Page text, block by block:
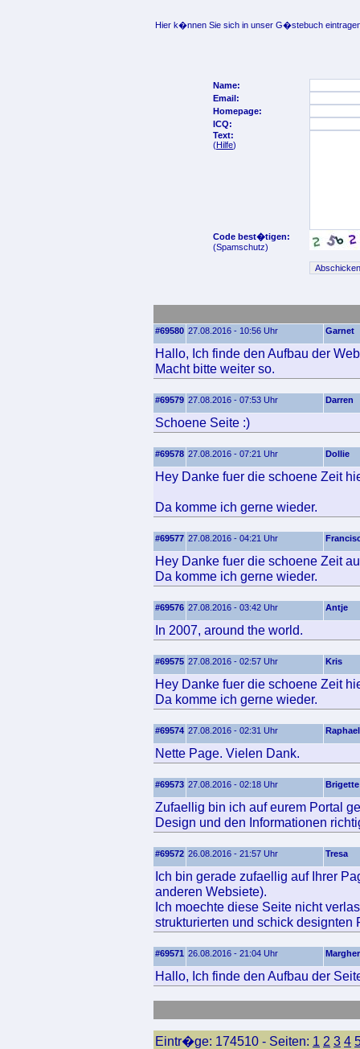
Hier k�nnen Sie sich in unser G�stebuch
Name:
Email:
Homepage:
ICQ:
Text:
(Hilfe)
Code best�tigen:
(Spamschutz)
#69580 27.08.2016 - 10:56 Uhr Garnet
Hallo, Ich finde den Aufbau der
Macht bitte weiter so.
#69579 27.08.2016 - 07:53 Uhr Darren
Schoene Seite :)
#69578 27.08.2016 - 07:21 Uhr Dollie
Hey Danke fuer die schoene Zeit
Da komme ich gerne wieder.
#69577 27.08.2016 - 04:21 Uhr
Hey Danke fuer die schoene Zeit
Da komme ich gerne wieder.
#69576 27.08.2016 - 03:42 Uhr Antje
In 2007, around the world.
#69575 27.08.2016 - 02:57 Uhr Kris
Hey Danke fuer die schoene Zeit
Da komme ich gerne wieder.
#69574 27.08.2016 - 02:31 Uhr Raphael
Nette Page. Vielen Dank.
#69573 27.08.2016 - 02:18 Uhr Brigette
Zufaellig bin ich auf eurem Portal
Design und den Informationen
#69572 26.08.2016 - 21:57 Uhr Tresa
Ich bin gerade zufaellig auf Ihrer
anderen Websiete).
Ich moechte diese Seite nicht
strukturierten und schick designten
#69571 26.08.2016 - 21:04 Uhr
Hallo, Ich finde den Aufbau der
Eintr�ge: 174510 - Seiten: 1 2 3 4